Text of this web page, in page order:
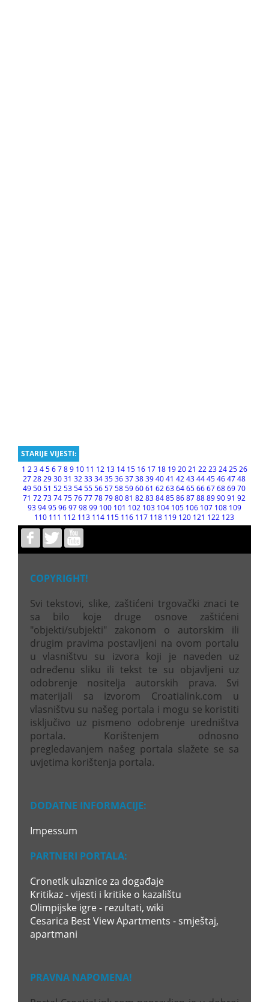
STARIJE VIJESTI:
1 23456789 10 11 12 13 14 15 16 17 18 192021 2223242526
27 28 29 30 31 32 33 34 35 36 37 38 39 40 41 42 43 44 45 46 47 48
49 50 51 52 53 54 55 56 57 58 59 60 61 62 63 64 65 66 67 68 69 70
71 72 73 74 75 76 77 78 79 80 81 82 83 84 85 86 87 88 89 90 91 92
93949596979899 100 101 102 103 104 105 106 107 108 109
110 111 112 113 114 115 116 117 118 119 120 121 122 123
COPYRIGHT!
Svi tekstovi, slike, zaštićeni trgovački znaci te
sa bilo koje druge osnove zaštićeni
"objekti/subjekti" zakonom o autorskim ili
drugim pravima postavljeni na ovom portalu
u vlasništvu su izvora koji je naveden uz
određenu sliku ili tekst te su objavljeni uz
odobrenje nositelja autorskih prava. Svi
materijali sa izvorom Croatialink.com u
vlasništvu su našeg portala i mogu se koristiti
isključivo uz pismeno odobrenje uredništva
portala. Korištenjem odnosno
pregledavanjem našeg portala slažete se sa
uvjetima korištenja portala.
DODATNE INFORMACIJE:
Impessum
PARTNERI PORTALA:
Cronetik ulaznice za događaje
Kritikaz - vijesti i kritike o kazalištu
Olimpijske igre - rezultati, wiki
Cesarica Best View Apartments - smještaj,
apartmani
PRAVNA NAPOMENA!